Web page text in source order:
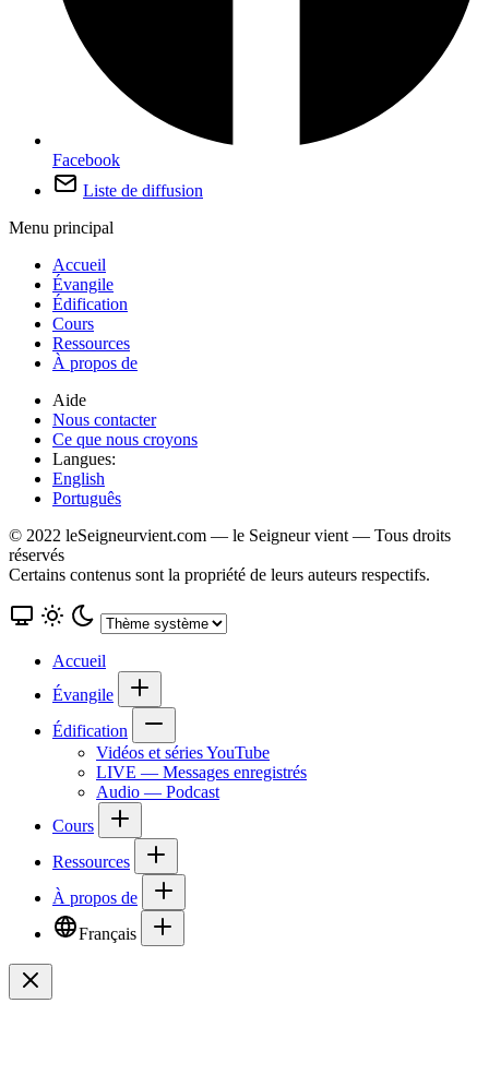
Facebook
Liste de diffusion
Menu principal
Accueil
Évangile
Édification
Cours
Ressources
À propos de
Aide
Nous contacter
Ce que nous croyons
Langues:
English
Português
© 2022 leSeigneurvient.com — le Seigneur vient — Tous droits
réservés
Certains contenus sont la propriété de leurs auteurs respectifs.
Accueil
Évangile
Édification
Vidéos et séries YouTube
LIVE — Messages enregistrés
Audio — Podcast
Cours
Ressources
À propos de
Français